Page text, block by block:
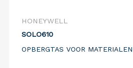
HONEYWELL
SOLO610
OPBERGTAS VOOR